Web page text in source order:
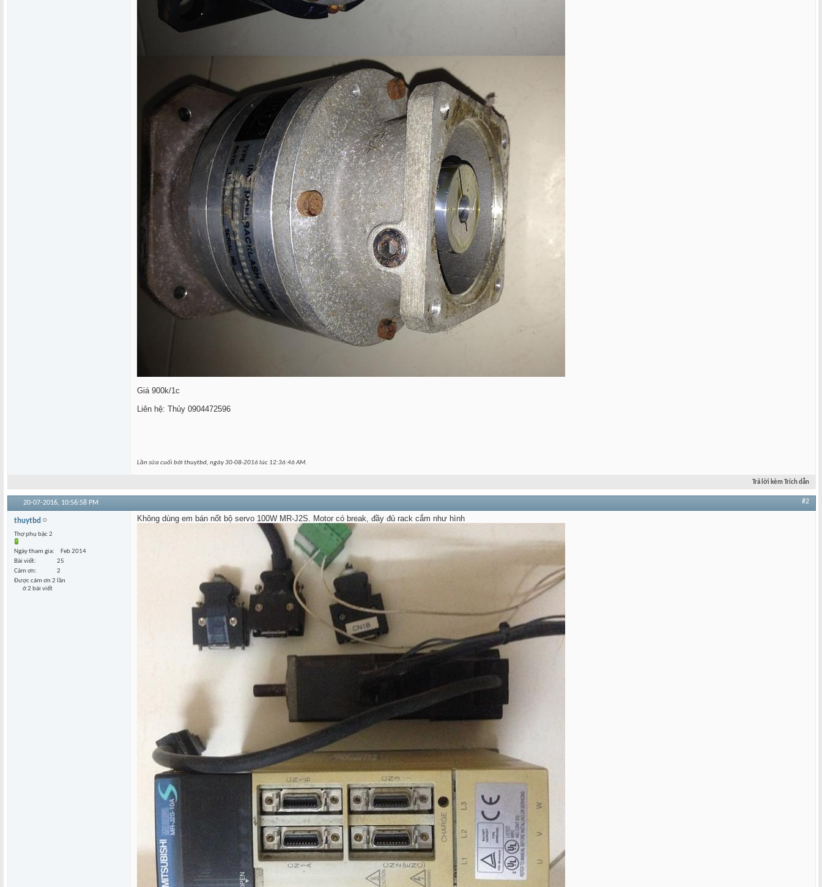
Giá 900k/1c
Liên hệ: Thủy 0904472596
Lần sửa cuối bởi thuytbd, ngày 30-08-2016 lúc 12:36:46 AM.
Trả lời kèm Trích dẫn
20-07-2016, 10:56:58 PM #2
thuytbd
Thợ phụ bậc 2
Ngày tham gia
Feb 2014
Bài viết
25
Cám ơn
2
Được cám ơn 2 lần
ở 2 bài viết
Không dùng em bán nốt bộ servo 100W MR-J2S. Motor có break, đầy đủ rack cắm như hình